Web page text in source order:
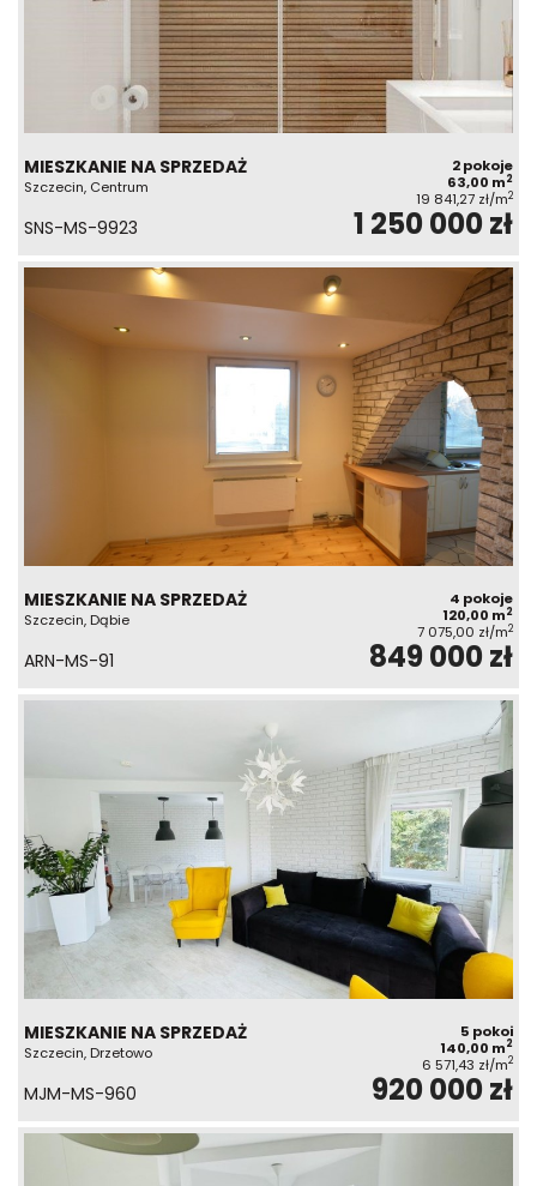
MIESZKANIE NA SPRZEDAŻ
Szczecin, Centrum
2 pokoje
63,00 m2
19 841,27 zł/m2
SNS-MS-9923 1 250 000 zł
MIESZKANIE NA SPRZEDAŻ
Szczecin, Dąbie
4 pokoje
120,00 m2
7 075,00 zł/m2
ARN-MS-91 849 000 zł
MIESZKANIE NA SPRZEDAŻ
Szczecin, Drzetowo
5 pokoi
140,00 m2
6 571,43 zł/m2
MJM-MS-960 920 000 zł